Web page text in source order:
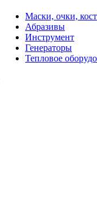
Маски, очки,
Абразивы
Инструмент
Генераторы
Тепловое